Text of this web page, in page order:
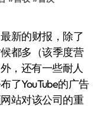
都多（该季度营
，还有一些耐人
了YouTube的广告
站对该公司的重